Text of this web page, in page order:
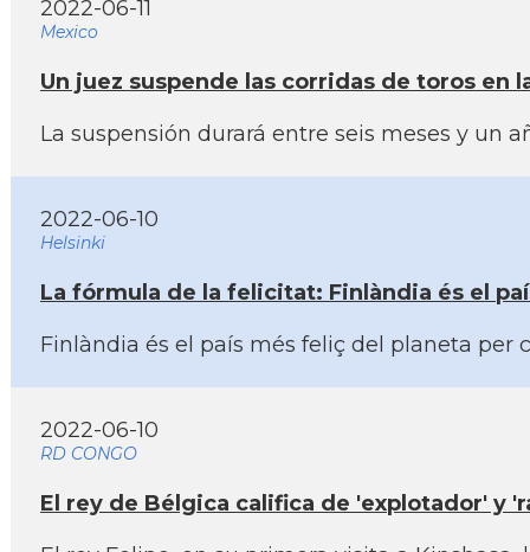
2022-06-11
Mexico
Un juez suspende las corridas de toros en
La suspensión durará entre seis meses y un
2022-06-10
Helsinki
La fórmula de la felicitat: Finlàndia és el
Finlàndia és el paí­s més feliç del planeta per
2022-06-10
RD CONGO
El rey de Bélgica califica de 'explotador' y